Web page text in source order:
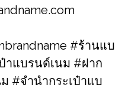
#ร้านแบ
าแบรนด์เนม​ #ฝาก
#จำนำกระเป๋าแบ